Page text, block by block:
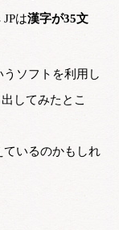
は漢字が35文
うソフトを利用し
してみたとこ
いるのかもしれ